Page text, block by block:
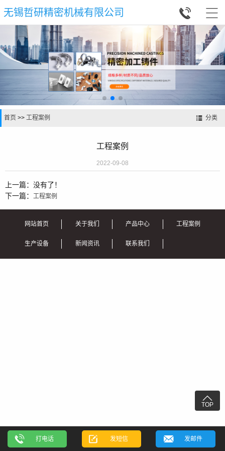
无锡哲研精密机械有限公司 

分类
首页 >> 工程案例
工程案例
2022-09-08
上一篇：没有了！
下一篇： 工程案例

TOP
网站首页 关于我们 产品中心 工程案例
生产设备 新闻资讯 联系我们
打电话 发短信 发邮件